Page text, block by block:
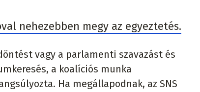
nehezebben megy az egyeztetés.
vagy a parlamenti szavazást és
a koalíciós munka
Ha megállapodnak, az SNS